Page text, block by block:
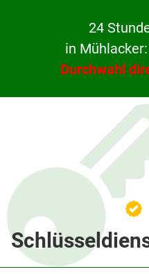
24
in Mühlacker:
Durchwahl